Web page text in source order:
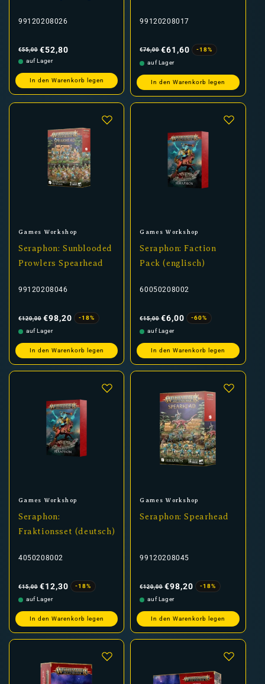
99120208026
Preis
€55,00 €52,80
auf Lager
In den Warenkorb legen
99120208017
Preis
€76,00 €61,60
-18%
auf Lager
In den Warenkorb legen
Anbieter:
Games Workshop
Seraphon: Sunblooded
Prowlers Spearhead
99120208046
Preis
€120,00 €98,20
-18%
auf Lager
In den Warenkorb legen
Anbieter:
Games Workshop
Seraphon: Faction
Pack (englisch)
60050208002
Preis
€15,00 €6,00
-60%
auf Lager
In den Warenkorb legen
Anbieter:
Games Workshop
Seraphon:
Fraktionsset (deutsch)
4050208002
Preis
€15,00 €12,30
-18%
auf Lager
In den Warenkorb legen
Anbieter:
Games Workshop
Seraphon: Spearhead
99120208045
Preis
€120,00 €98,20
-18%
auf Lager
In den Warenkorb legen